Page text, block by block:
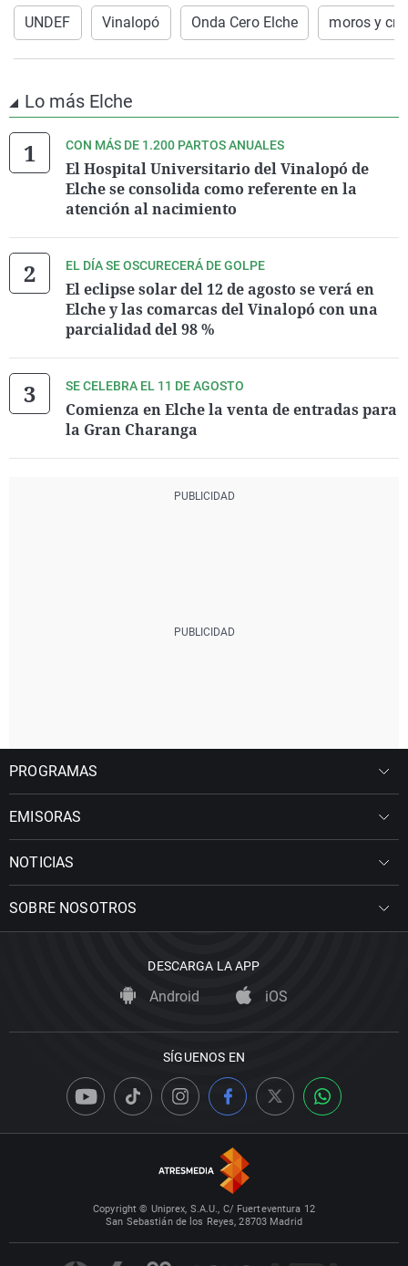
UNDEF Vinalopó Onda Cero Elche moros y
Lo más Elche
CON MÁS DE 1.200 PARTOS ANUALES
El Hospital Universitario del Vinalopó de
Elche se consolida como referente en la
atención al nacimiento
EL DÍA SE OSCURECERÁ DE GOLPE
El eclipse solar del 12 de agosto se verá en
Elche y las comarcas del Vinalopó con una
parcialidad del 98 %
SE CELEBRA EL 11 DE AGOSTO
Comienza en Elche la venta de entradas para
la Gran Charanga
PROGRAMAS
EMISORAS
NOTICIAS
SOBRE NOSOTROS
DESCARGA LA APP
Android iOS
SÍGUENOS EN
Copyright © Uniprex, S.A.U., C/ Fuerteventura 12
San Sebastián de los Reyes, 28703 Madrid